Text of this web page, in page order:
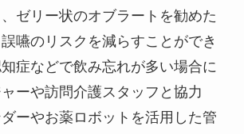
ゼリー状のオブラートを勧めた
嚥のリスクを減らすことができ
症などで飲み忘れが多い場合に
ーや訪問介護スタッフと協力
ーやお薬ロボットを活用した管